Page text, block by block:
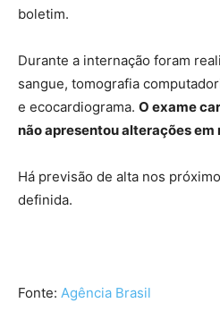
boletim.
Durante a internação foram
sangue, tomografia
e ecocardiograma. O exame
não apresentou alterações
Há previsão de alta nos
definida.
Fonte: Agência Brasil